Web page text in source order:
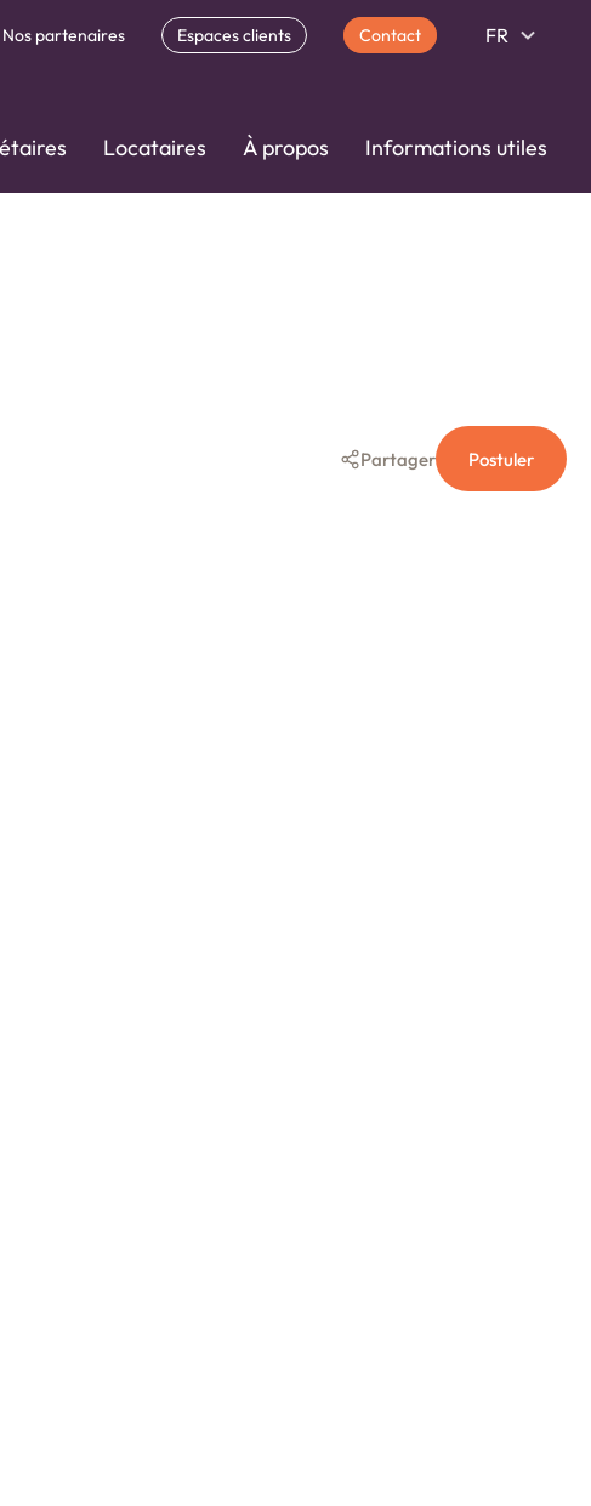
Nos partenaires Espaces clients Contact FR
Locataires À propos Informations utiles
Partager Postuler